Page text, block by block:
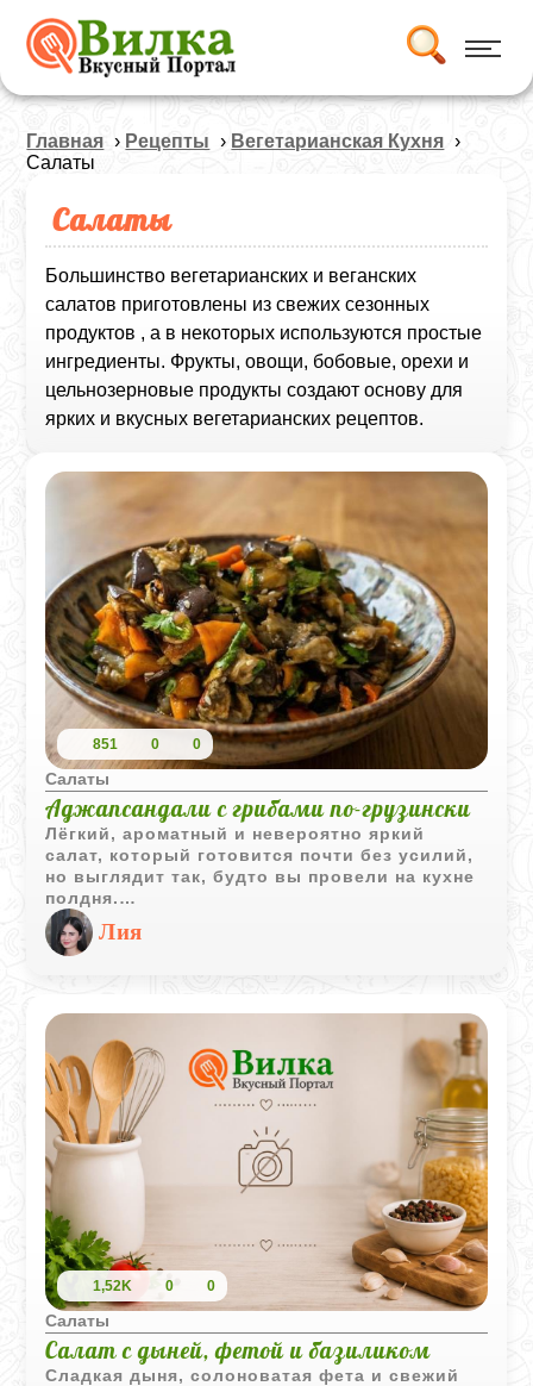
Главная › Рецепты › Вегетарианская Кухня ›
Салаты
Салаты
Большинство вегетарианских и веганских
салатов приготовлены из свежих сезонных
продуктов , а в некоторых используются простые
ингредиенты. Фрукты, овощи, бобовые, орехи и
цельнозерновые продукты создают основу для
ярких и вкусных вегетарианских рецептов.
851 0 0
Салаты
Аджапсандали с грибами по-грузински
Лёгкий, ароматный и невероятно яркий
салат, который готовится почти без усилий,
но выглядит так, будто вы провели на кухне
полдня.
Если вы любите блюда, в которых простые
овощи превращаются в нечто особенное,
болгарский перец приобретают мягкость,
карамелизуются по краям и раскрывают свой
вкус на максимум. А свежая зелень, чеснок,
кумин и сладкий чили создают насыщенную,
слегка пикантную заправку, которая
объединяет всё в гармоничное блюдо.
Кунжут завершает композицию лёгкой
ореховой ноткой и приятным хрустом. Такой
салат можно подать тёплым или полностью
остывшим - он одинаково хорош в любом
виде.
Лия
1,52K 0 0
Салаты
Салат с дыней, фетой и базиликом
Сладкая дыня, солоноватая фета и свежий